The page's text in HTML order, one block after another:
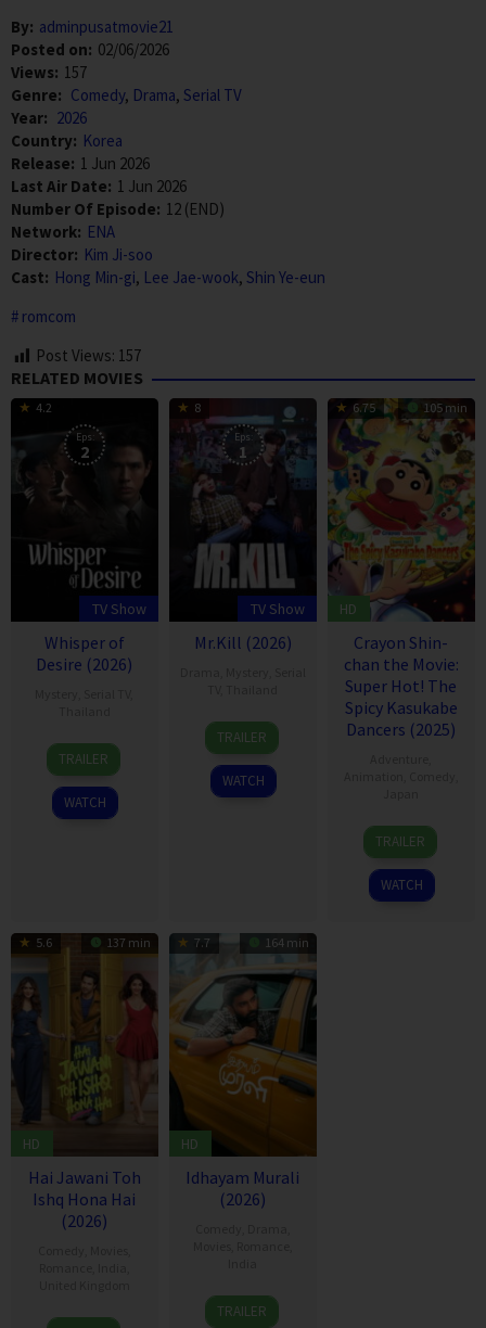
By: adminpusatmovie21
Posted on: 02/06/2026
Views: 157
Genre: Comedy, Drama, Serial TV
Year: 2026
Country: Korea
Release: 1 Jun 2026
Last Air Date: 1 Jun 2026
Number Of Episode: 12 (END)
Network: ENA
Director: Kim Ji-soo
Cast: Hong Min-gi, Lee Jae-wook, Shin Ye-eun
romcom
Post Views: 157
RELATED MOVIES
4.2
Eps:
2
TV Show
Whisper of
Desire (2026)
27
Apr
2026
TRAILER
WATCH
8
Eps:
1
TV Show
Mr.Kill (2026)
7
Jul
2026
Thitipong
Chaisati
TRAILER
WATCH
6.75 105 min
HD
Crayon Shin-
chan the Movie:
Super Hot! The
Spicy Kasukabe
Dancers (2025)
8
Aug
2025
Masakazu
Hashimoto
TRAILER
WATCH
5.6 137 min
HD
Hai Jawani Toh
Ishq Hona Hai
(2026)
4
David
7.7 164 min
HD
Idhayam Murali
(2026)
10
Jul
Aakash
Baskaran
TRAILER